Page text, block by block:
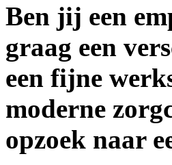
Ben jij een
graag een
een fijne
moderne
opzoek naar